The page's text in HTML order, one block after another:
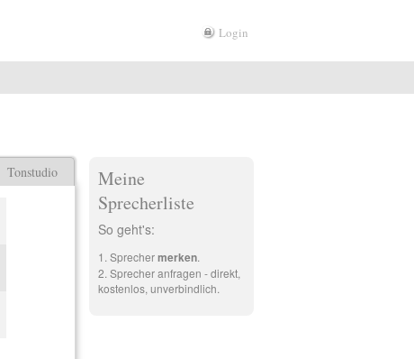
Login
Tonstudio
Meine
Sprecherliste
So geht's:
Sprechermerken.
Sprecher anfragen - direkt,
kostenlos, unverbindlich.